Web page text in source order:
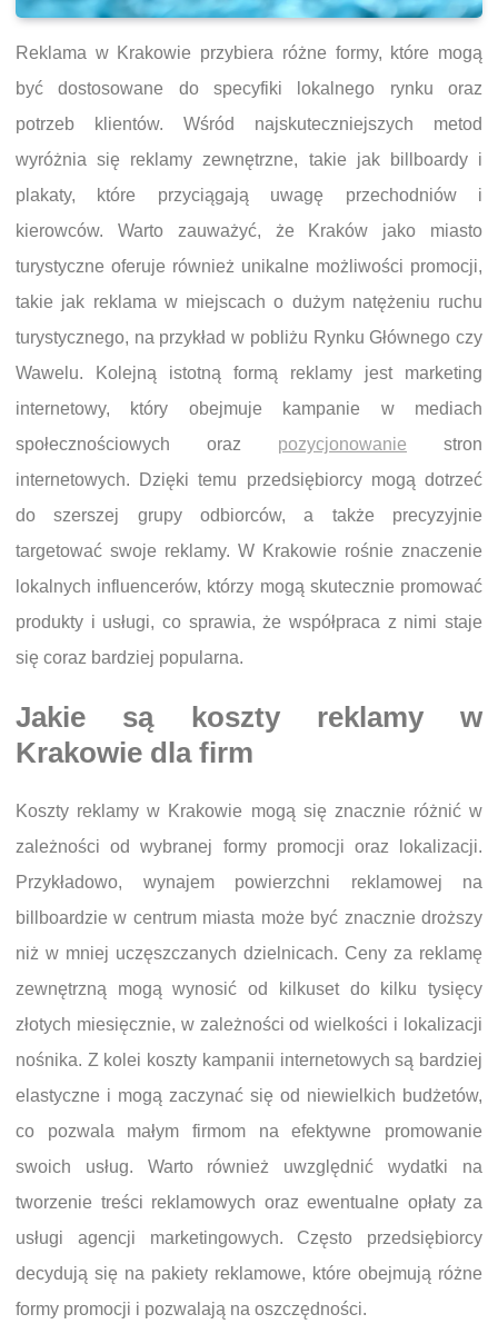
Reklama w Krakowie przybiera różne formy, które mogą
być dostosowane do specyfiki lokalnego rynku oraz
potrzeb klientów. Wśród najskuteczniejszych metod
wyróżnia się reklamy zewnętrzne, takie jak billboardy i
plakaty, które przyciągają uwagę przechodniów i
kierowców. Warto zauważyć, że Kraków jako miasto
turystyczne oferuje również unikalne możliwości promocji,
takie jak reklama w miejscach o dużym natężeniu ruchu
turystycznego, na przykład w pobliżu Rynku Głównego czy
Wawelu. Kolejną istotną formą reklamy jest marketing
internetowy, który obejmuje kampanie w mediach
społecznościowych oraz pozycjonowanie stron
internetowych. Dzięki temu przedsiębiorcy mogą dotrzeć
do szerszej grupy odbiorców, a także precyzyjnie
targetować swoje reklamy. W Krakowie rośnie znaczenie
lokalnych influencerów, którzy mogą skutecznie promować
produkty i usługi, co sprawia, że współpraca z nimi staje
się coraz bardziej popularna.
Jakie są koszty reklamy w
Krakowie dla firm
Koszty reklamy w Krakowie mogą się znacznie różnić w
zależności od wybranej formy promocji oraz lokalizacji.
Przykładowo, wynajem powierzchni reklamowej na
billboardzie w centrum miasta może być znacznie droższy
niż w mniej uczęszczanych dzielnicach. Ceny za reklamę
zewnętrzną mogą wynosić od kilkuset do kilku tysięcy
złotych miesięcznie, w zależności od wielkości i lokalizacji
nośnika. Z kolei koszty kampanii internetowych są bardziej
elastyczne i mogą zaczynać się od niewielkich budżetów,
co pozwala małym firmom na efektywne promowanie
swoich usług. Warto również uwzględnić wydatki na
tworzenie treści reklamowych oraz ewentualne opłaty za
usługi agencji marketingowych. Często przedsiębiorcy
decydują się na pakiety reklamowe, które obejmują różne
formy promocji i pozwalają na oszczędności.